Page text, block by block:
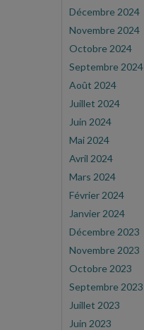
Décembre 2024
Novembre 2024
Octobre 2024
Septembre 2024
Août 2024
Juillet 2024
Juin 2024
Mai 2024
Avril 2024
Mars 2024
Février 2024
Janvier 2024
Décembre 2023
Novembre 2023
Octobre 2023
Septembre 2023
Juillet 2023
Juin 2023